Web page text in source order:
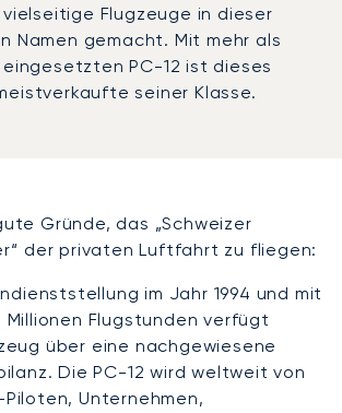
Flugzeuge in dieser
Namen gemacht. Mit mehr als
PC-12 ist dieses
seiner Klasse.
Gründe, das „Schweizer
der privaten Luftfahrt zu fliegen:
im Jahr 1994 und mit
Millionen Flugstunden verfügt
über eine nachgewiesene
Die PC-12 wird weltweit von
Unternehmen,